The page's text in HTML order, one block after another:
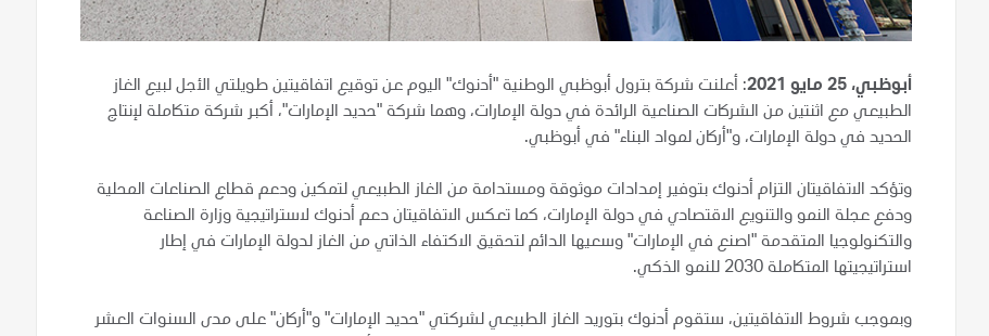
أبوظبي، 25 مايو 2021
: أعلنت شركة بترول أبوظبي الوطنية "أدنوك" اليوم عن توقيع اتفاقيتين طويلتي الأجل لبيع الغاز
الطبيعي مع اثنتين من الشركات الصناعية الرائدة في دولة الإمارات، وهما شركة "حديد الإمارات"، أكبر شركة متكاملة لإنتاج
الحديد في دولة الإمارات، و"أركان لمواد البناء" في أبوظبي.
وتؤكد الاتفاقيتان التزام أدنوك بتوفير إمدادات موثوقة ومستدامة من الغاز الطبيعي لتمكين ودعم قطاع الصناعات المحلية
ودفع عجلة النمو والتنويع الاقتصادي في دولة الإمارات، كما تعكس الاتفاقيتان دعم أدنوك لاستراتيجية وزارة الصناعة
والتكنولوجيا المتقدمة "اصنع في الإمارات" وسعيها الدائم لتحقيق الاكتفاء الذاتي من الغاز لدولة الإمارات في إطار
استراتيجيتها المتكاملة 2030 للنمو الذكي.
وبموجب شروط الاتفاقيتين، ستقوم أدنوك بتوريد الغاز الطبيعي لشركتي "حديد الإمارات" و"أركان" على مدى السنوات العشر